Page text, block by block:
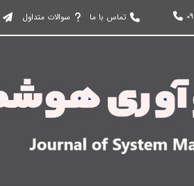
تماس با ما سوالات متداول